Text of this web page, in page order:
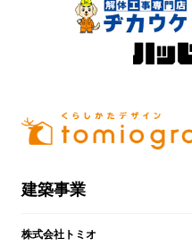
建築事業
株式会社トミオ